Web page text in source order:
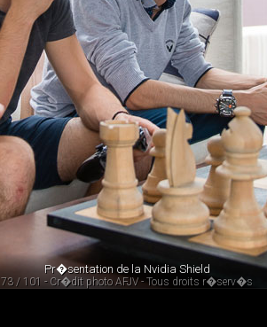
Pr�sentation de la Nvidia Shield
73 / 101 - Cr�dit photo AFJV - Tous droits r�serv�s